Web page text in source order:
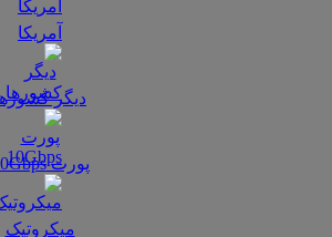
آمریکا
دیگر
پورت 10Gbps
میکروتیک